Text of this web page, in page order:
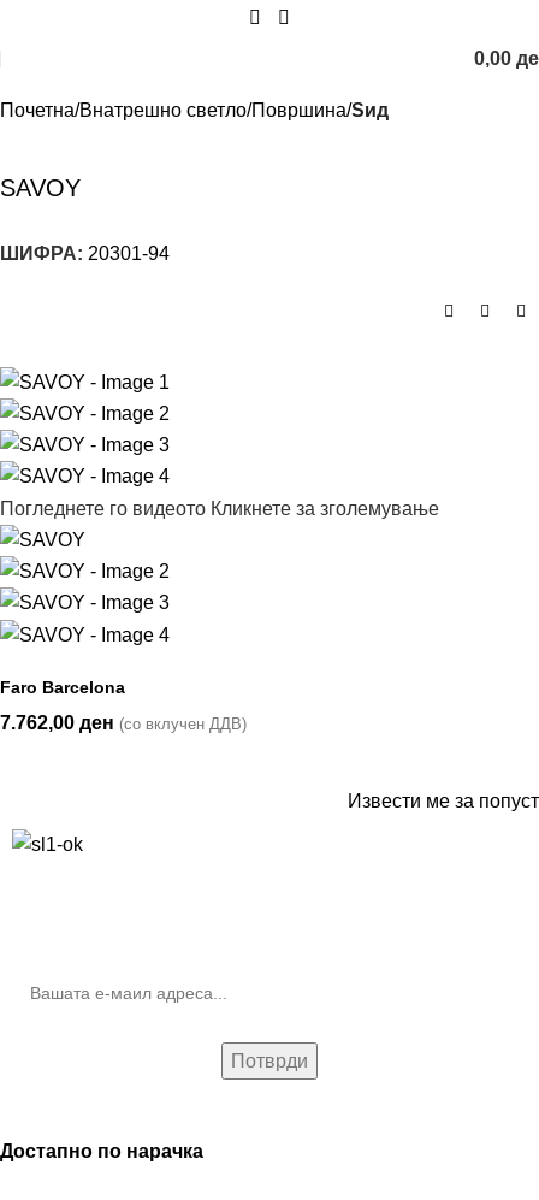
0,00
Почетна Внатрешно светло Површина Sид
SAVOY
ШИФРА: 20301-94
Погледнете го видеото Кликнете за зголемување
Faro Barcelona
7.762,00 ден (со вклучен ДДВ)
Извести ме за попуст
Достапно по нарачка